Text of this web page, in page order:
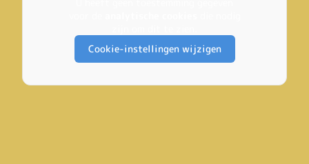
Cookie-instellingen wijzigen